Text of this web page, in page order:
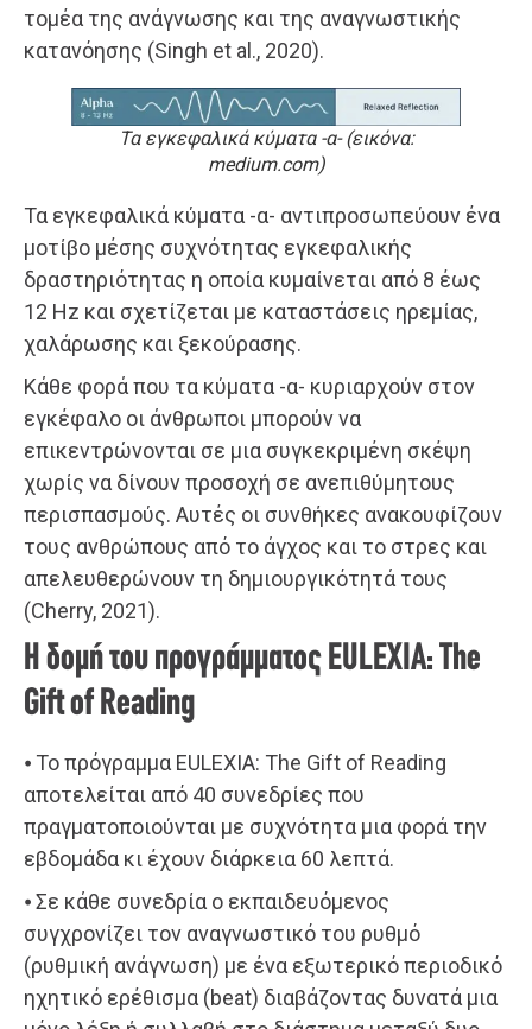
τομέα της ανάγνωσης και της αναγνωστικής
κατανόησης (Singh et al., 2020).
Τα εγκεφαλικά κύματα -α- (εικόνα:
medium.com)​
Τα εγκεφαλικά κύματα -α- αντιπροσωπεύουν ένα
μοτίβο μέσης συχνότητας εγκεφαλικής
δραστηριότητας η οποία κυμαίνεται από 8 έως
12 Hz και σχετίζεται με καταστάσεις ηρεμίας,
χαλάρωσης και ξεκούρασης.
Κάθε φορά που τα κύματα -α- κυριαρχούν στον
εγκέφαλο οι άνθρωποι μπορούν να
επικεντρώνονται σε μια συγκεκριμένη σκέψη
χωρίς να δίνουν προσοχή σε ανεπιθύμητους
περισπασμούς. Αυτές οι συνθήκες ανακουφίζουν
τους ανθρώπους από το άγχος και το στρες και
απελευθερώνουν τη δημιουργικότητά τους
(Cherry, 2021).
Η δομή του προγράμματος EULEXIA: The
Gift of Reading
⦁ Το πρόγραμμα EULEXIA: The Gift of Reading
αποτελείται από 40 συνεδρίες που
πραγματοποιούνται με συχνότητα μια φορά την
εβδομάδα κι έχουν διάρκεια 60 λεπτά.
⦁ Σε κάθε συνεδρία ο εκπαιδευόμενος
συγχρονίζει τον αναγνωστικό του ρυθμό
(ρυθμική ανάγνωση) με ένα εξωτερικό περιοδικό
ηχητικό ερέθισμα (beat) διαβάζοντας δυνατά μια